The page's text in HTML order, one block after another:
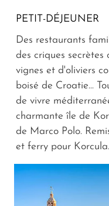
PETIT-DÉJEUNER
Des restaurants
des criques secrètes
vignes et d'oliviers
boisé de Croatie...
de vivre
charmante île de
de Marco Polo.
et ferry pour Korcula.